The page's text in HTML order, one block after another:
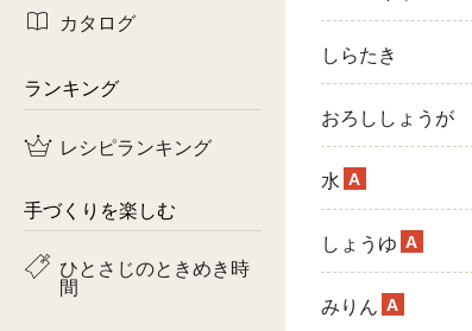
しらたき
おろししょうが
水 A
しょうゆ A
みりん A
鶏肉
ピーマ
カタログ
ランキング
レシピランキング
手づくりを楽しむ
ひとさじのときめき時
間